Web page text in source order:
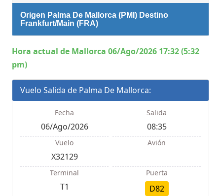
Origen Palma De Mallorca (PMI) Destino
Frankfurt/Main (FRA)
Hora actual de Mallorca 06/Ago/2026 17:32 (5:32
pm)
Vuelo Salida de Palma De Mallorca:
Fecha
06/Ago/2026
Salida
08:35
Vuelo
X32129
Avión
Terminal
T1
Puerta
D82